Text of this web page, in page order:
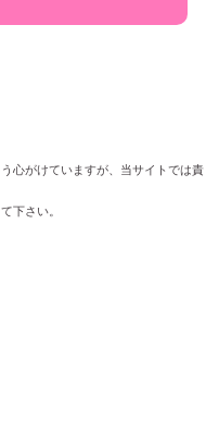
心がけていますが、当サイトでは責
下さい。